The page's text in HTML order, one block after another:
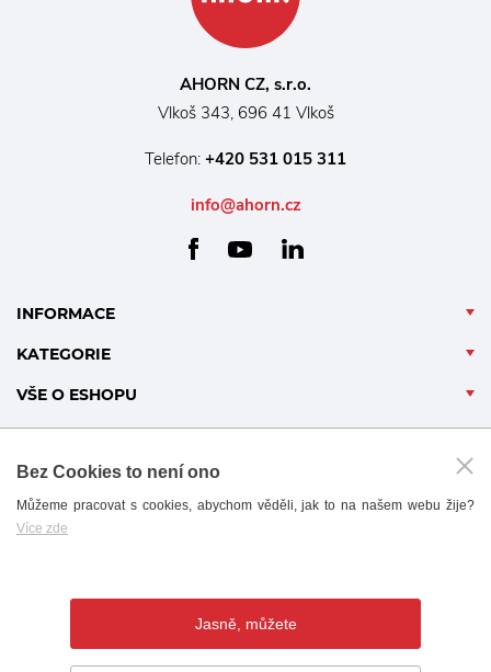
AHORN CZ, s.r.o.
Vlkoš 343, 696 41 Vlkoš
Telefon: +420 531 015 311
info@ahorn.cz
facebook youtube
INFORMACE
KATEGORIE
VŠE O ESHOPU
B2B - PARTNERSKÝ PORTÁL
Bez Cookies to není ono
Můžeme pracovat s cookies, abychom věděli, jak to na našem webu žije?
Více zde
Jasně, můžete